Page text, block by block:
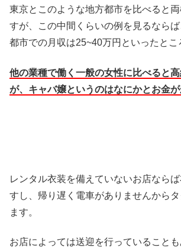
東京とこのような地方都市を比べると
すが、この中間くらいの例を見るなら
都市での月収は25~40万円といったとこ
他の業種で働く一般の女性に比べると
が、キャバ嬢というのはなにかとお金が
レンタル衣装を備えていないお店なら
すし、帰り遅く電車がありませんから
ます。
お店によっては送迎を行っていること